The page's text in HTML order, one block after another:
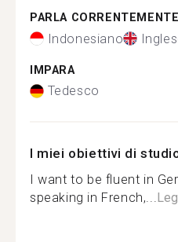
PARLA CORRENTEMENTE
Indonesiano
IMPARA
Tedesco
I miei obiettivi di
I want to be fluent in
speaking in French,...